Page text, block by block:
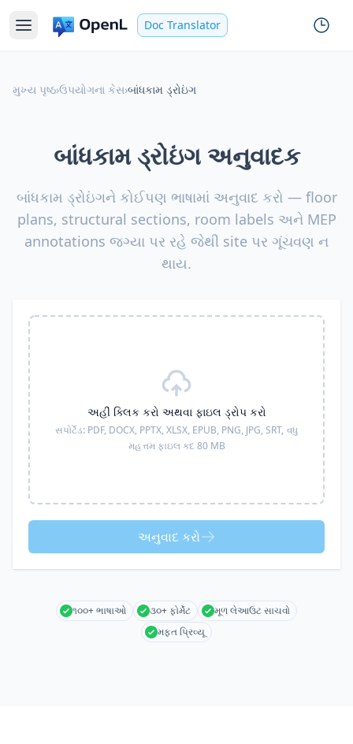
Doc Translator
મુખ્ય પૃષ્ઠ›ઉપયોગના કેસ›બાંધકામ ડ્રોઇંગ
બાંધકામ ડ્રોઇંગ અનુવાદક
બાંધકામ ડ્રોઇંગને કોઈપણ ભાષામાં અનુવાદ કરો — floor
plans, structural sections, room labels અને MEP
annotations જગ્યા પર રહે જેથી site પર ગૂંચવણ ન
થાય.
અહીં ક્લિક કરો અથવા ફાઇલ ડ્રોપ કરો
સપોર્ટેડ: PDF, DOCX, PPTX, XLSX, EPUB, PNG, JPG, SRT, વધુ
મહત્તમ ફાઇલ કદ 80 MB
અનુવાદ કરો
૧૦૦+ ભાષાઓ ૩૦+ ફોર્મેટ
મૂળ લેઆઉટ સાચવો
મફત પ્રિવ્યૂ